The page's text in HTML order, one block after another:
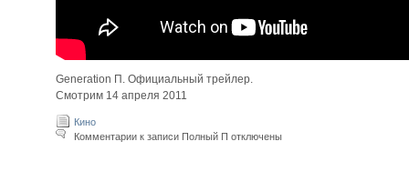
Generation П. Официальный трейлер.
Смотрим 14 апреля 2011
Кино
Комментарии к записи Полный П отключены